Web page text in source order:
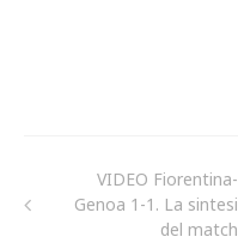
VIDEO Fiorentina-
Genoa 1-1. La sintesi
del match